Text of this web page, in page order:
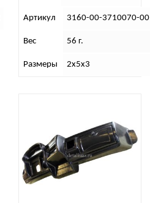
Артикул 3160-00-3710070-00
Вес 56 г.
Размеры 2х5х3